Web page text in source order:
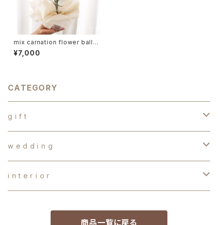
mix carnation flower ballo
on カーネーション 母の日
フラワーバルーン
¥7,000
CATEGORY
g i f t
d r y f l o w e r s
か す み 草
b a l l o o n f l o w e r
w e d d i n g
オ ー ダ ー ブ ー ケ
i n t e r i o r
商品一覧に戻る